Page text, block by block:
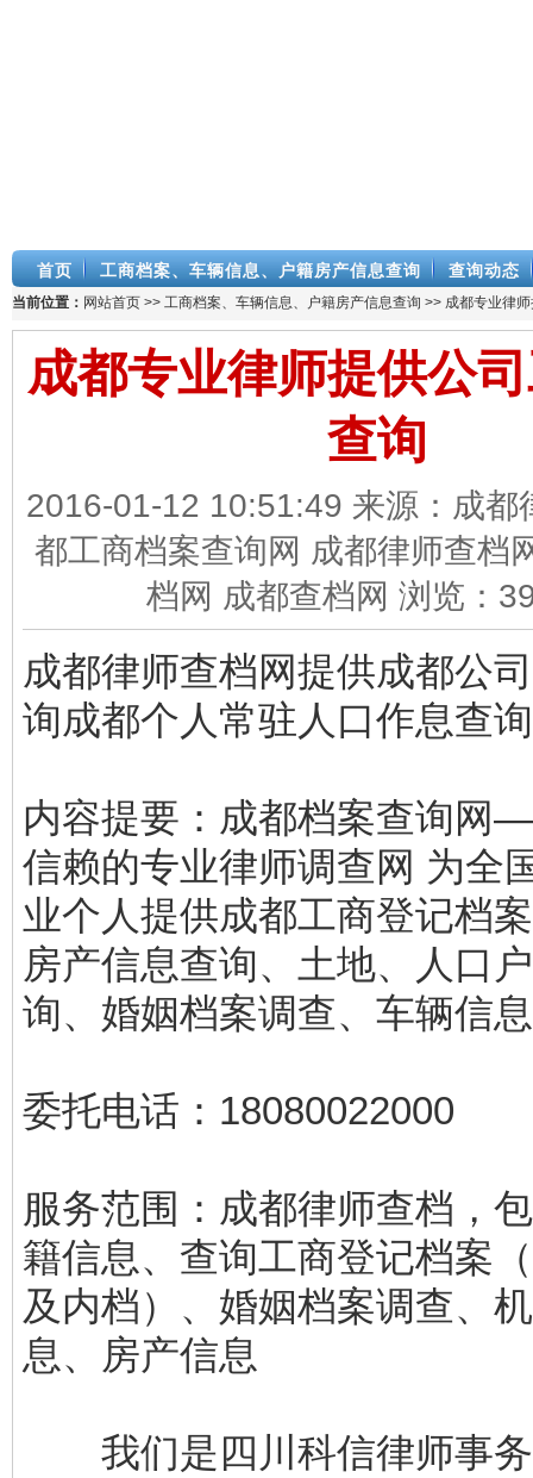
首页 工商档案、车辆信息、户籍房产信息查询 查询动态
当前位置： 网站首页 >> 工商档案、车辆信息、户籍房产信息查询 >> 成都专业律
成都专业律师提供公
查询
2016-01-12 10:51:49 来源：成都
都工商档案查询网 成都律师查档
档网 成都查档网 浏览：
成都律师查档网提供成都公
询成都个人常驻人口作息查询
内容提要：成都档案查询网
信赖的专业律师调查网 为全
业个人提供成都工商登记档
房产信息查询、土地、人口
询、婚姻档案调查、车辆信
委托电话：18080022000
服务范围：成都律师查档，
籍信息、查询工商登记档案
及内档）、婚姻档案调查、
息、房产信息
我们是四川科信律师事务